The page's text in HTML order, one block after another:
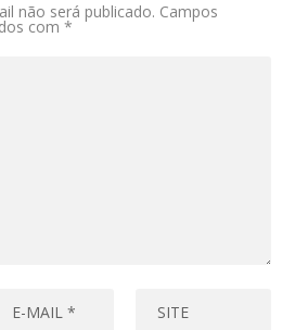
não será publicado. Campos
com*